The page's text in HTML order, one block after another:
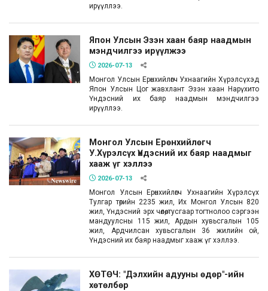
ирүүллээ.
Япон Улсын Эзэн хаан баяр наадмын
мэндчилгээ ирүүлжээ
2026-07-13
Монгол Улсын Ерөнхийлөгч Ухнаагийн Хүрэлсүхэд
Япон Улсын Цог жавхлант Эзэн хаан Нарүхито
Үндэсний их баяр наадмын мэндчилгээ
ирүүллээ.
Монгол Улсын Ерөнхийлөгч
У.Хүрэлсүх Үндэсний их баяр наадмыг
хааж үг хэллээ
2026-07-13
Монгол Улсын Ерөнхийлөгч Ухнаагийн Хүрэлсүх
Тулгар төрийн 2235 жил, Их Монгол Улсын 820
жил, Үндэсний эрх чөлөө, тусгаар тогтнолоо сэргээн
мандуулсны 115 жил, Ардын хувьсгалын 105
жил, Ардчилсан хувьсгалын 36 жилийн ой,
Үндэсний их баяр наадмыг хааж үг хэллээ.
ХӨТӨЧ: "Дэлхийн адууны өдөр"-ийн
хөтөлбөр